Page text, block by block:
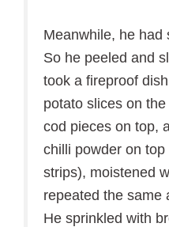
Meanwhile, he had
So he peeled and
took a fireproof
potato slices on
cod pieces on top,
chilli powder on
strips), moistened
repeated the same
He sprinkled with